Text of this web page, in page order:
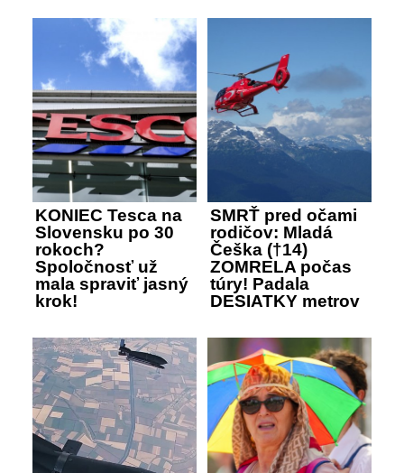
KONIEC Tesca na
Slovensku po 30
rokoch?
Spoločnosť už
mala spraviť jasný
krok!
SMRŤ pred očami
rodičov: Mladá
Češka (†14)
ZOMRELA počas
túry! Padala
DESIATKY metrov